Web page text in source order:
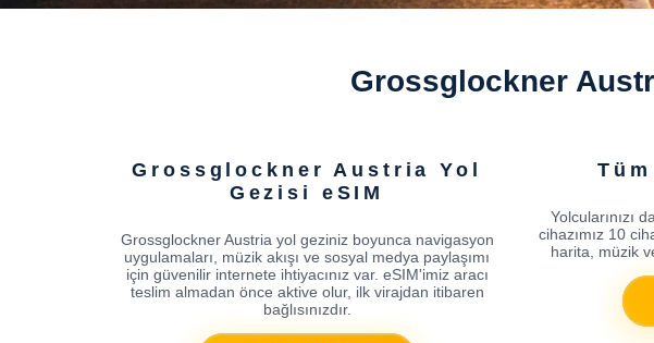
Grossglockner
Grossglockner Austria Yol
Gezisi eSIM
Grossglockner Austria yol geziniz boyunca navigasyon
uygulamaları, müzik akışı ve sosyal medya paylaşımı
için güvenilir internete ihtiyacınız var. eSIM'imiz aracı
teslim almadan önce aktive olur, ilk virajdan itibaren
bağlısınızdır.
Yolcularınızı
cihazımız 10
harita, müzik